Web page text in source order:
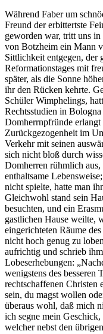
Während Faber um
Freund der erbittertste
geworden war, tritt uns
von Botzheim ein Mann
Sittlichkeit entgegen, der
Reformationstages mit
später, als die Sonne
ihr den Rücken kehrte.
Schüler Wimphelings,
Rechtsstudien in
Domherrnpfründe
Zurückgezogenheit im
Verkehr mit seinen
sich nicht bloß durch
Domherren rühmlich
enthaltsame
nicht spielte, hatte man
Gleichwohl stand sein
besuchten, und ein
gastlichen Hause weilte,
eingerichteten Räume
nicht hoch genug zu
aufrichtig und schrieb
Lobeserhebungen:
wenigstens des besseren
rechtschaffenen Christen
sein, du magst wollen
überaus wohl, daß mich
ich segne mein
welcher nebst den